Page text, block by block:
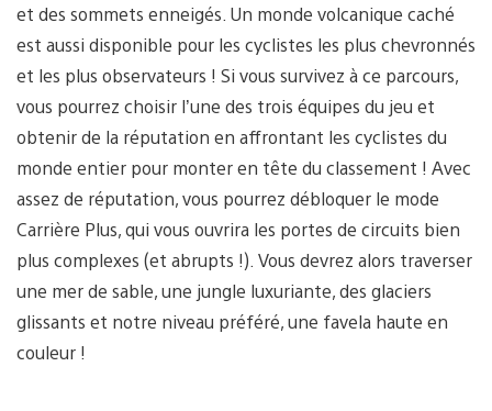
et des sommets enneigés. Un monde volcanique caché
est aussi disponible pour les cyclistes les plus chevronnés
et les plus observateurs ! Si vous survivez à ce parcours,
vous pourrez choisir l’une des trois équipes du jeu et
obtenir de la réputation en affrontant les cyclistes du
monde entier pour monter en tête du classement ! Avec
assez de réputation, vous pourrez débloquer le mode
Carrière Plus, qui vous ouvrira les portes de circuits bien
plus complexes (et abrupts !). Vous devrez alors traverser
une mer de sable, une jungle luxuriante, des glaciers
glissants et notre niveau préféré, une favela haute en
couleur !